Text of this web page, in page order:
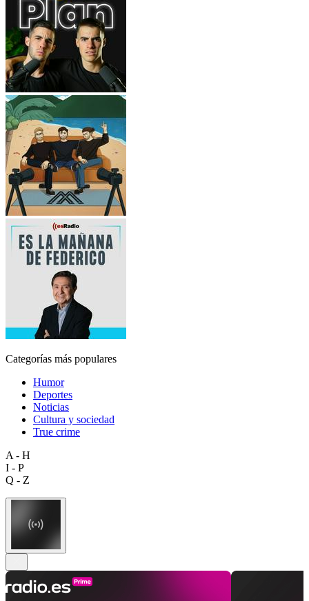
Categorías más populares
Humor
Deportes
Noticias
Cultura y sociedad
True crime
A - H
I - P
Q - Z